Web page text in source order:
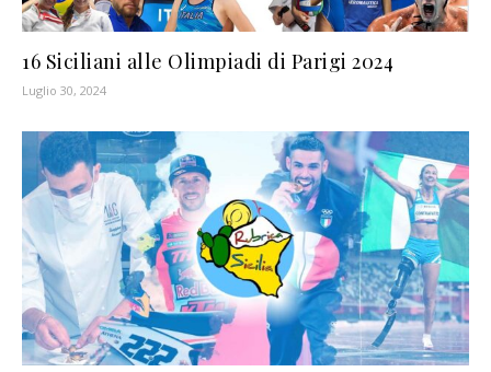
16 Siciliani alle Olimpiadi di Parigi 2024
Luglio 30, 2024